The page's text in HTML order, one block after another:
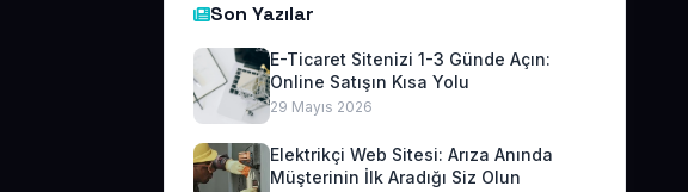
Son Yazılar
E-Ticaret Sitenizi 1-3 Günde Açın:
Online Satışın Kısa Yolu
29 Mayıs 2026
Elektrikçi Web Sitesi: Arıza Anında
Müşterinin İlk Aradığı Siz Olun